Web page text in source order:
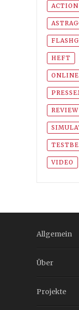
ACTION
HEFT
REVIEW
VIDEO
Allgemein
Über
Projekte